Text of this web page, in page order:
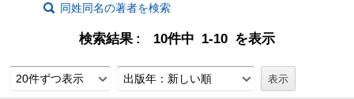
同姓同名の著者を検索
検索結果 10件中 1-10 を表示
20件ずつ表示 出版年：新しい順